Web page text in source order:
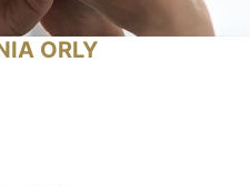
ORLY